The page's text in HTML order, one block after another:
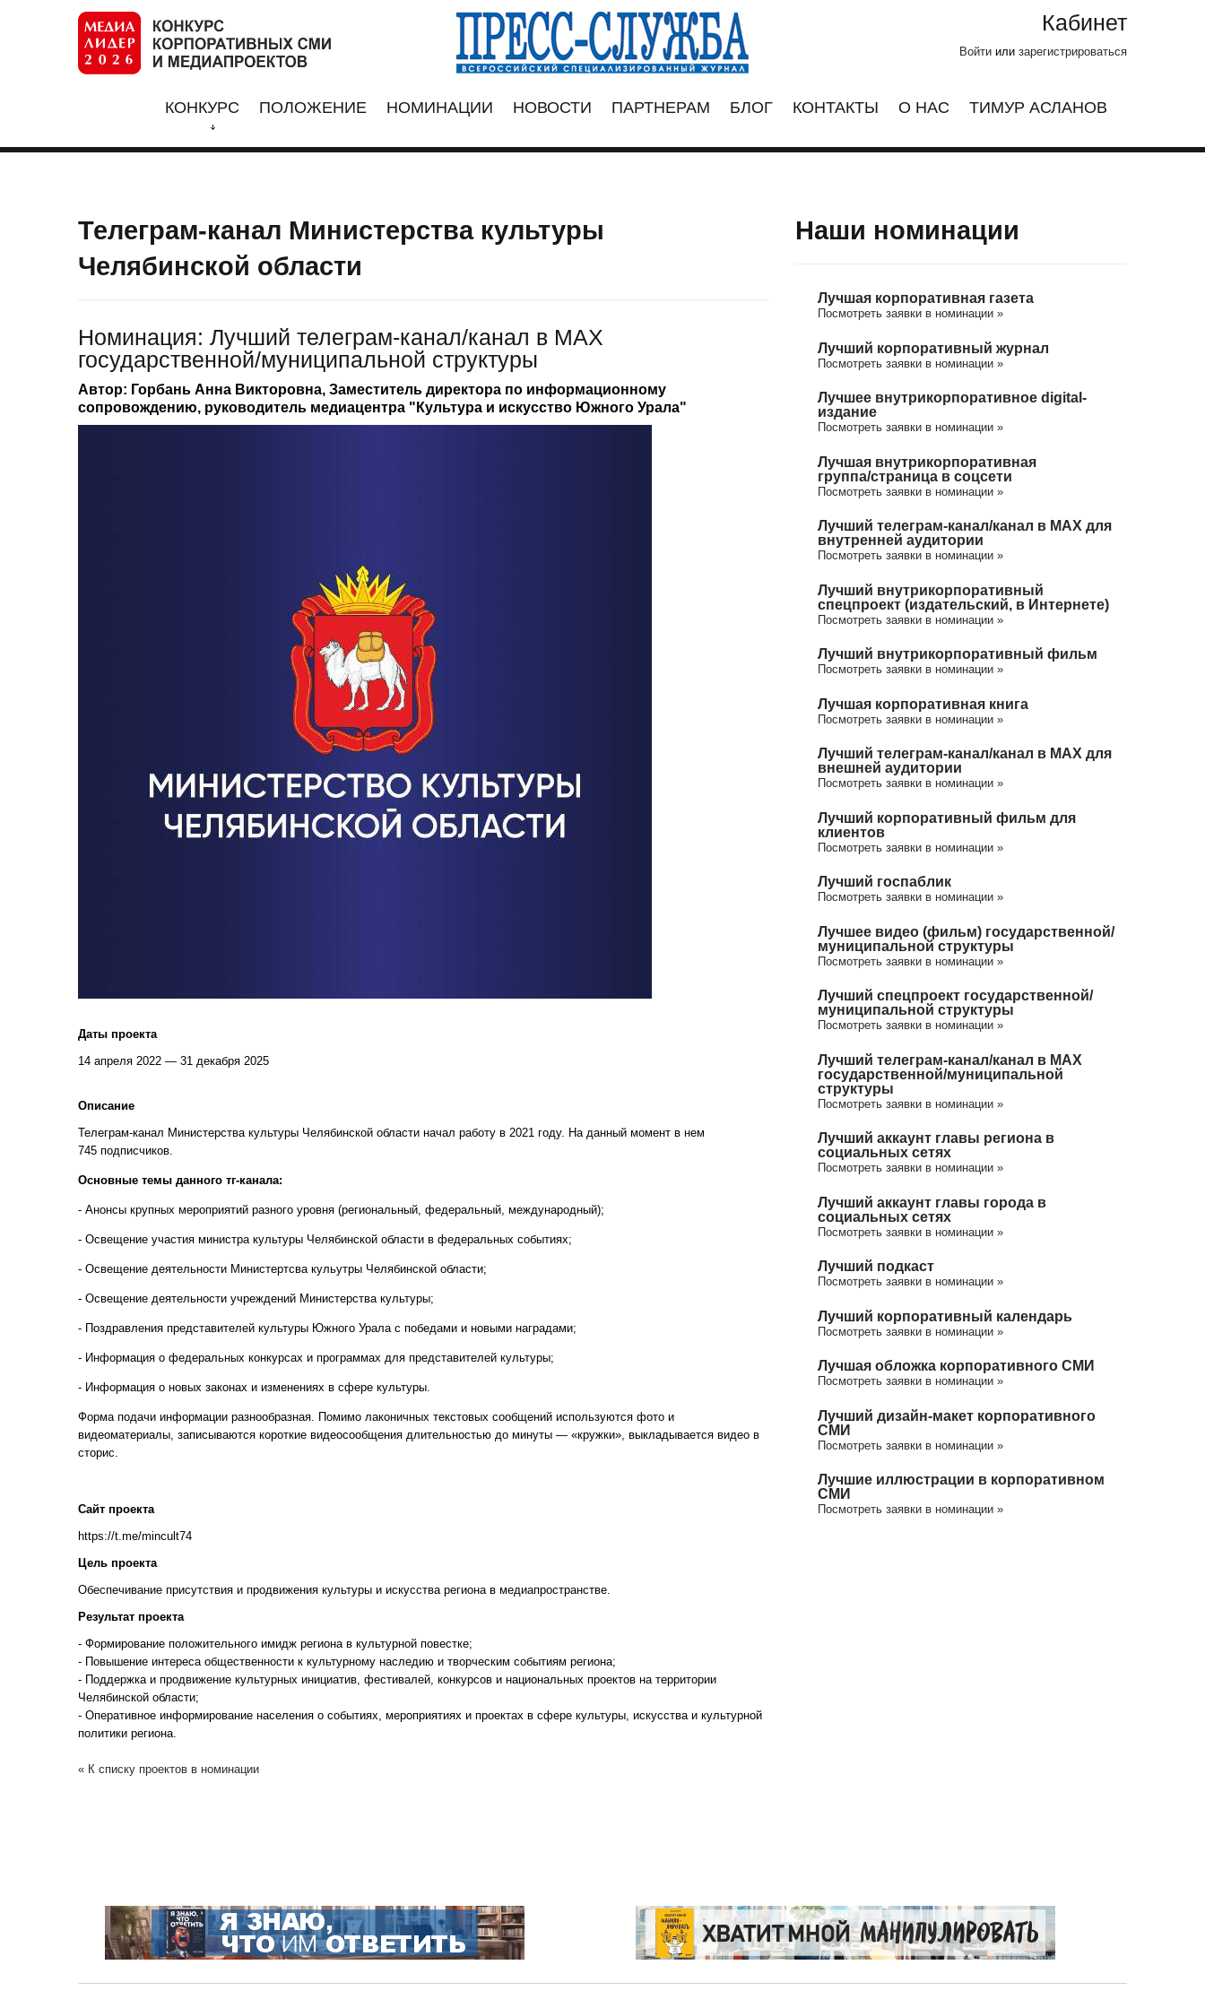
Кабинет
Войти или зарегистрироваться
КОНКУРС ПОЛОЖЕНИЕ НОМИНАЦИИ НОВОСТИ ПАРТНЕРАМ БЛОГ КОНТАКТЫ О НАС ТИМУР АСЛАНОВ
Телеграм-канал Министерства культуры
Челябинской области
Номинация: Лучший телеграм-канал/канал в МАХ
государственной/муниципальной структуры
Автор: Горбань Анна Викторовна, Заместитель директора по информационному
сопровождению, руководитель медиацентра "Культура и искусство Южного Урала"
Даты проекта
14 апреля 2022 — 31 декабря 2025
Описание
Телеграм-канал Министерства культуры Челябинской области начал работу в 2021 году. На данный момент в нем
745 подписчиков.
Основные темы данного тг-канала:
- Анонсы крупных мероприятий разного уровня (региональный, федеральный, международный);
- Освещение участия министра культуры Челябинской области в федеральных событиях;
- Освещение деятельности Министертсва кульутры Челябинской области;
- Освещение деятельности учреждений Министерства культуры;
- Поздравления представителей культуры Южного Урала с победами и новыми наградами;
- Информация о федеральных конкурсах и программах для представителей культуры;
- Информация о новых законах и изменениях в сфере культуры.
Форма подачи информации разнообразная. Помимо лаконичных текстовых сообщений используются фото и
видеоматериалы, записываются короткие видеосообщения длительностью до минуты — «кружки», выкладывается видео в
сторис.
Сайт проекта
https://t.me/mincult74
Цель проекта
Обеспечивание присутствия и продвижения культуры и искусства региона в медиапространстве.
Результат проекта
- Формирование положительного имидж региона в культурной повестке;
- Повышение интереса общественности к культурному наследию и творческим событиям региона;
- Поддержка и продвижение культурных инициатив, фестивалей, конкурсов и национальных проектов на территории
Челябинской области;
- Оперативное информирование населения о событиях, мероприятиях и проектах в сфере культуры, искусства и культурной
политики региона.
« К списку проектов в номинации
Наши номинации
Лучшая корпоративная газета
Посмотреть заявки в номинации »
Лучший корпоративный журнал
Посмотреть заявки в номинации »
Лучшее внутрикорпоративное digital-
издание
Посмотреть заявки в номинации »
Лучшая внутрикорпоративная
группа/cтраница в соцсети
Посмотреть заявки в номинации »
Лучший телеграм-канал/канал в МАХ для
внутренней аудитории
Посмотреть заявки в номинации »
Лучший внутрикорпоративный
спецпроект (издательский, в Интернете)
Посмотреть заявки в номинации »
Лучший внутрикорпоративный фильм
Посмотреть заявки в номинации »
Лучшая корпоративная книга
Посмотреть заявки в номинации »
Лучший телеграм-канал/канал в МАХ для
внешней аудитории
Посмотреть заявки в номинации »
Лучший корпоративный фильм для
клиентов
Посмотреть заявки в номинации »
Лучший госпаблик
Посмотреть заявки в номинации »
Лучшее видео (фильм) государственной/
муниципальной структуры
Посмотреть заявки в номинации »
Лучший спецпроект государственной/
муниципальной структуры
Посмотреть заявки в номинации »
Лучший телеграм-канал/канал в МАХ
государственной/муниципальной
структуры
Посмотреть заявки в номинации »
Лучший аккаунт главы региона в
социальных сетях
Посмотреть заявки в номинации »
Лучший аккаунт главы города в
социальных сетях
Посмотреть заявки в номинации »
Лучший подкаст
Посмотреть заявки в номинации »
Лучший корпоративный календарь
Посмотреть заявки в номинации »
Лучшая обложка корпоративного СМИ
Посмотреть заявки в номинации »
Лучший дизайн-макет корпоративного
СМИ
Посмотреть заявки в номинации »
Лучшие иллюстрации в корпоративном
СМИ
Посмотреть заявки в номинации »